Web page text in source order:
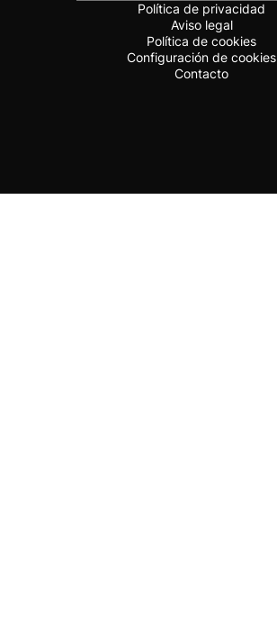
Política de privacidad
Aviso legal
Política de cookies
Configuración de cookies
Contacto